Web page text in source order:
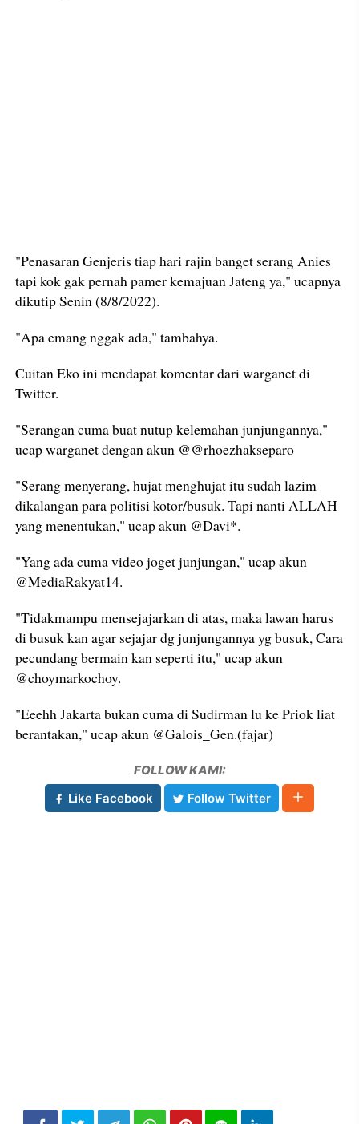
"Penasaran Genjeris tiap hari rajin banget serang Anies
tapi kok gak pernah pamer kemajuan Jateng ya," ucapnya
dikutip Senin (8/8/2022).
"Apa emang nggak ada," tambahya.
Cuitan Eko ini mendapat komentar dari warganet di
Twitter.
"Serangan cuma buat nutup kelemahan junjungannya,"
ucap warganet dengan akun @@rhoezhakseparo
"Serang menyerang, hujat menghujat itu sudah lazim
dikalangan para politisi kotor/busuk. Tapi nanti ALLAH
yang menentukan," ucap akun @Davi*.
"Yang ada cuma video joget junjungan," ucap akun
@MediaRakyat14.
"Tidakmampu mensejajarkan di atas, maka lawan harus
di busuk kan agar sejajar dg junjungannya yg busuk, Cara
pecundang bermain kan seperti itu," ucap akun
@choymarkochoy.
"Eeehh Jakarta bukan cuma di Sudirman lu ke Priok liat
berantakan," ucap akun @Galois_Gen.(fajar)
FOLLOW KAMI:
Like Facebook
Follow Twitter